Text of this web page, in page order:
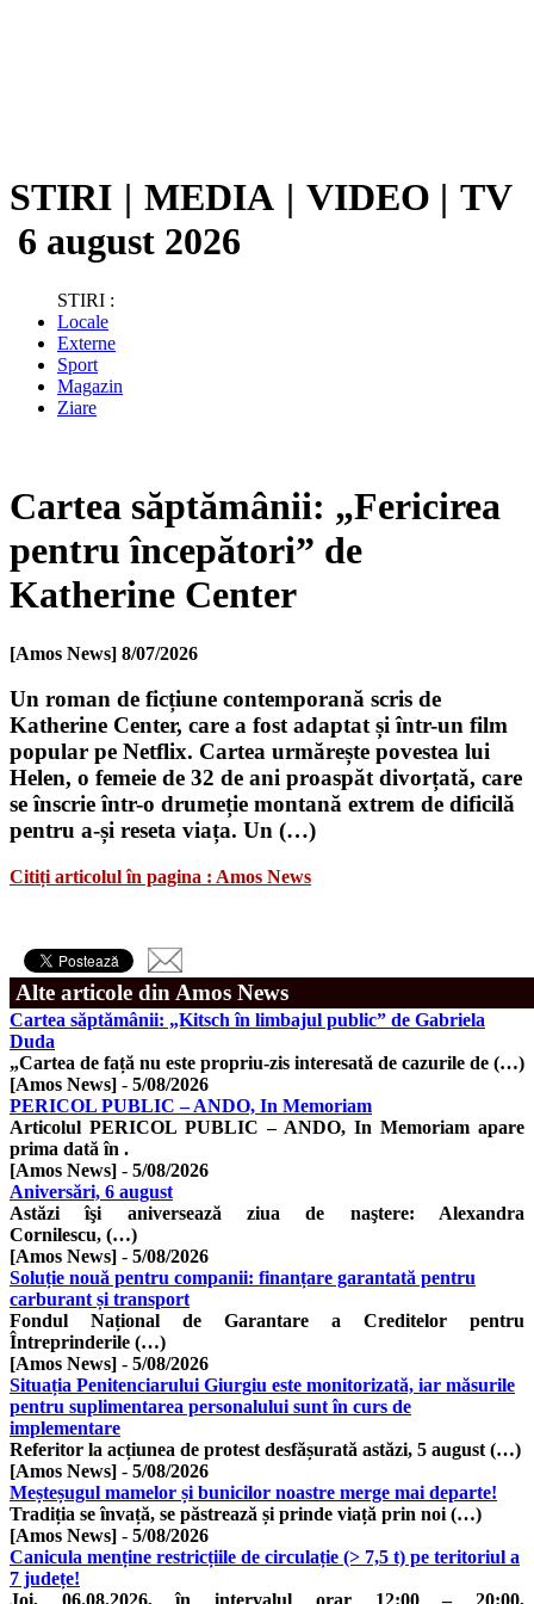
STIRI | MEDIA | VIDEO | TV
6 august 2026
STIRI :
Locale
Externe
Sport
Magazin
Ziare
Cartea săptămânii: „Fericirea
pentru începători” de
Katherine Center
[Amos News] 8/07/2026
Un roman de ficțiune contemporană scris de
Katherine Center, care a fost adaptat și într-un film
popular pe Netflix. Cartea urmărește povestea lui
Helen, o femeie de 32 de ani proaspăt divorțată, care
se înscrie într-o drumeție montană extrem de dificilă
pentru a-și reseta viața. Un (…)
Citiți articolul în pagina : Amos News
Alte articole din Amos News
Cartea săptămânii: „Kitsch în limbajul public” de Gabriela
Duda
„Cartea de față nu este propriu-zis interesată de cazurile de (…)
[Amos News] - 5/08/2026
PERICOL PUBLIC – ANDO, In Memoriam
Articolul PERICOL PUBLIC – ANDO, In Memoriam apare
prima dată în .
[Amos News] - 5/08/2026
Aniversări, 6 august
Astăzi îşi aniversează ziua de naştere: Alexandra
Cornilescu, (…)
[Amos News] - 5/08/2026
Soluție nouă pentru companii: finanțare garantată pentru
carburant și transport
Fondul Național de Garantare a Creditelor pentru
Întreprinderile (…)
[Amos News] - 5/08/2026
Situația Penitenciarului Giurgiu este monitorizată, iar măsurile
pentru suplimentarea personalului sunt în curs de
implementare
Referitor la acțiunea de protest desfășurată astăzi, 5 august (…)
[Amos News] - 5/08/2026
Meșteșugul mamelor și bunicilor noastre merge mai departe!
Tradiția se învață, se păstrează și prinde viață prin noi (…)
[Amos News] - 5/08/2026
Canicula menține restricțiile de circulație (> 7,5 t) pe teritoriul a
7 județe!